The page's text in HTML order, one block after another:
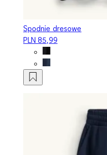
Spodnie dresowe
PLN 85,99